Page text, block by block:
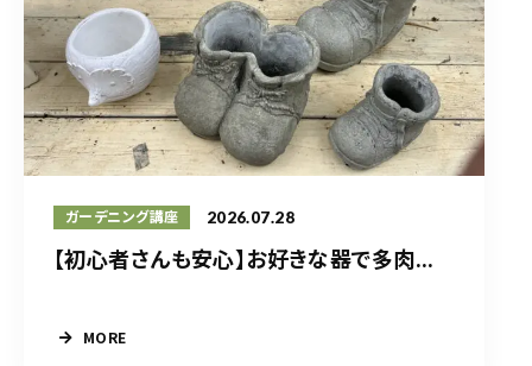
ガーデニング講座 2026.07.28
【初心者さんも安心】お好きな器で多肉...
MORE